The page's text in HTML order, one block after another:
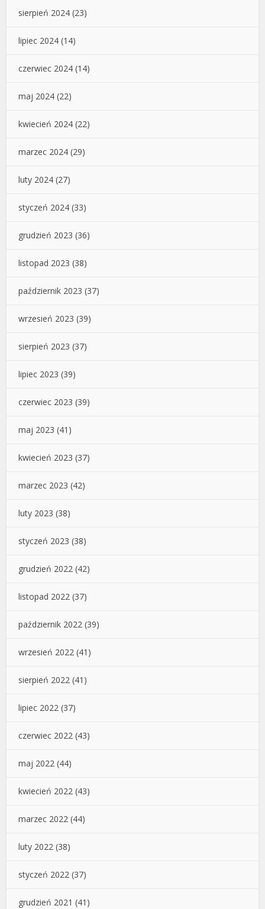
sierpień 2024 (23)
lipiec 2024 (14)
czerwiec 2024 (14)
maj 2024 (22)
kwiecień 2024 (22)
marzec 2024 (29)
luty 2024 (27)
styczeń 2024 (33)
grudzień 2023 (36)
listopad 2023 (38)
październik 2023 (37)
wrzesień 2023 (39)
sierpień 2023 (37)
lipiec 2023 (39)
czerwiec 2023 (39)
maj 2023 (41)
kwiecień 2023 (37)
marzec 2023 (42)
luty 2023 (38)
styczeń 2023 (38)
grudzień 2022 (42)
listopad 2022 (37)
październik 2022 (39)
wrzesień 2022 (41)
sierpień 2022 (41)
lipiec 2022 (37)
czerwiec 2022 (43)
maj 2022 (44)
kwiecień 2022 (43)
marzec 2022 (44)
luty 2022 (38)
styczeń 2022 (37)
grudzień 2021 (41)